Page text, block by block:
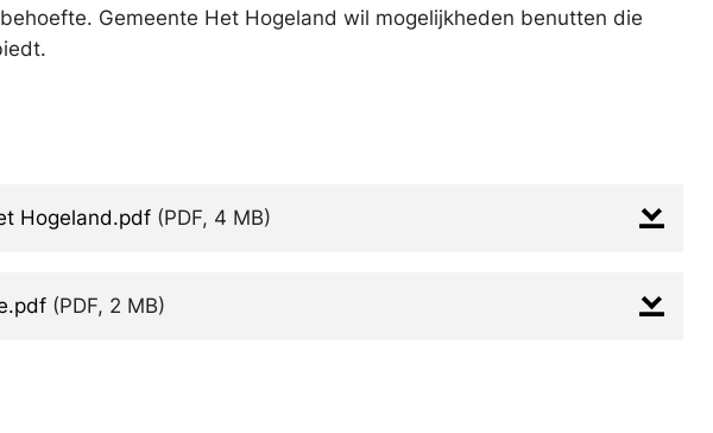
Gemeente Het Hogeland wil mogelijkheden benutten die
Hogeland.pdf (PDF, 4 MB)
(PDF, 2 MB)